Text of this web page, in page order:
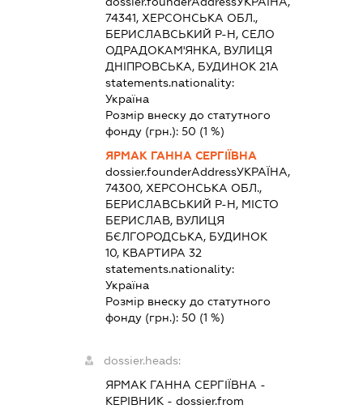
74341, ХЕРСОНСЬКА ОБЛ.,
БЕРИСЛАВСЬКИЙ Р-Н, СЕЛО
ОДРАДОКАМ'ЯНКА, ВУЛИЦЯ
ДНІПРОВСЬКА, БУДИНОК 21А
statements.nationality:
Україна
Розмір внеску до статутного
фонду (грн.): 50 (1 %)
ЯРМАК ГАННА СЕРГІЇВНА
dossier.founderAddressУКРАЇНА,
74300, ХЕРСОНСЬКА ОБЛ.,
БЕРИСЛАВСЬКИЙ Р-Н, МІСТО
БЕРИСЛАВ, ВУЛИЦЯ
БЄЛГОРОДСЬКА, БУДИНОК
10, КВАРТИРА 32
statements.nationality:
Україна
Розмір внеску до статутного
фонду (грн.): 50 (1 %)
dossier.heads:
ЯРМАК ГАННА СЕРГІЇВНА -
КЕРІВНИК- dossier.from